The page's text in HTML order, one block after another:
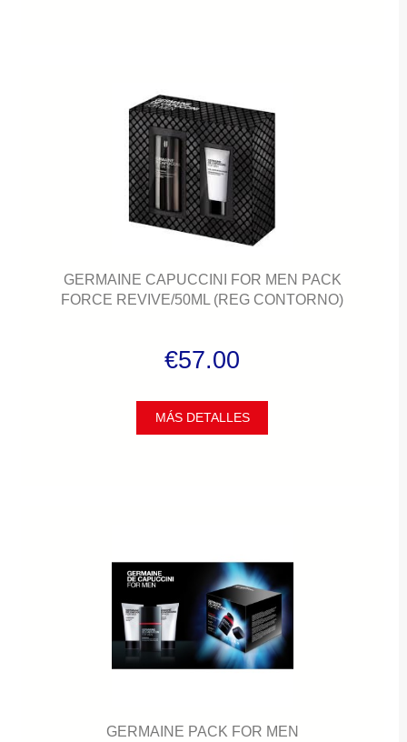
GERMAINE CAPUCCINI FOR MEN PACK
FORCE REVIVE/50ML (REG CONTORNO)
€57.00
MÁS DETALLES
GERMAINE PACK FOR MEN